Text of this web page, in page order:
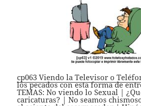
cp063 Viendo la Televisor o
los pecados con esta forma de
TEMAS: No viendo lo Sexual |
caricaturas? | No seamos